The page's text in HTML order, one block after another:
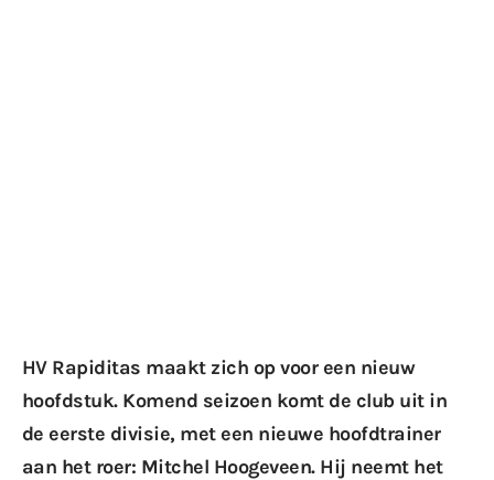
HV Rapiditas maakt zich op voor een nieuw
hoofdstuk. Komend seizoen komt de club uit in
de eerste divisie, met een nieuwe hoofdtrainer
aan het roer: Mitchel Hoogeveen. Hij neemt het